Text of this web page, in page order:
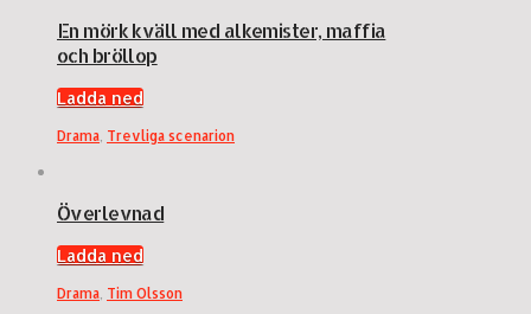
En mörk kväll med alkemister, maffia
och bröllop
Ladda ned
Drama Trevliga scenarion
Överlevnad
Ladda ned
Drama Tim Olsson